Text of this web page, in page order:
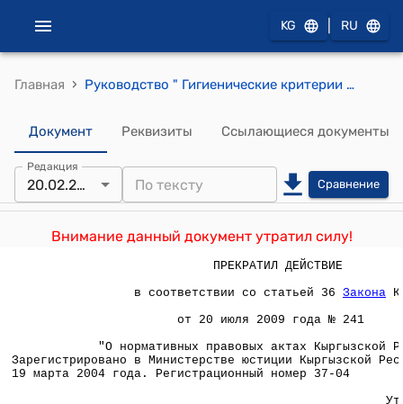
KG RU
Главная › Руководство " Гигиенические критерии оценки и классификация условий труда по показателям вредности и опасности факторов производственной среды, тяжести и напряженности трудового процесса" ( Утверждено постановлением Главного Государственного санитарного врача Кыргызской Республики от 20 февраля 2004 года № 10)
Документ Реквизиты Ссылающиеся документы
Редакция
20.02.2004 Сравнение
Внимание данный документ утратил силу!